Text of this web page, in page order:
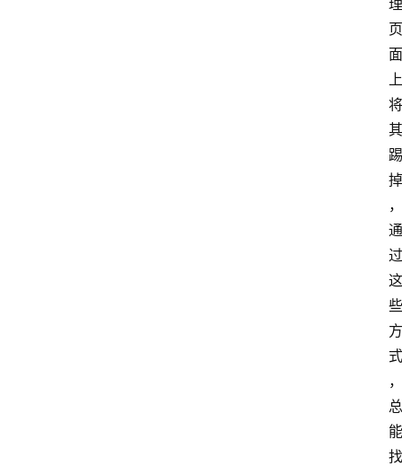
理
页
面
上
将
其
踢
掉
，
通
过
这
些
方
式
，
总
能
找